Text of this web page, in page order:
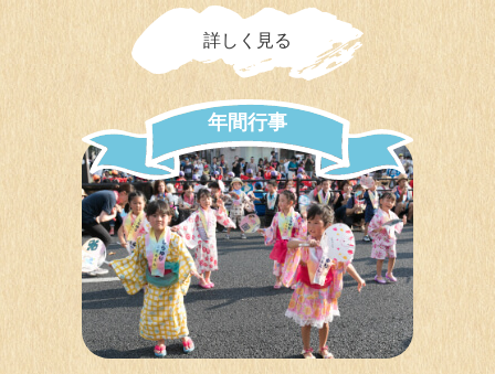
詳しく見る
年間行事